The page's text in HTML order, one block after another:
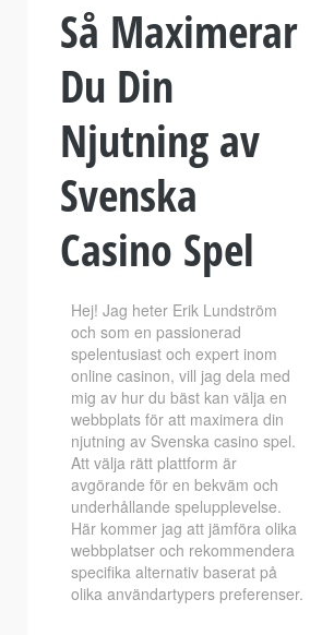
Så Maximerar
Du Din
Njutning av
Svenska
Casino Spel
Hej! Jag heter Erik Lundström
och som en passionerad
spelentusiast och expert inom
online casinon, vill jag dela med
mig av hur du bäst kan välja en
webbplats för att maximera din
njutning av Svenska casino spel.
Att välja rätt plattform är
avgörande för en bekväm och
underhållande spelupplevelse.
Här kommer jag att jämföra olika
webbplatser och rekommendera
specifika alternativ baserat på
olika användartypers preferenser.